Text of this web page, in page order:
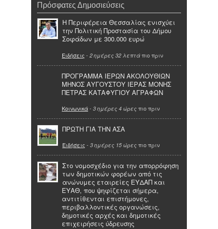
Πρόσφατες Δημοσιεύσεις
Η Περιφέρεια Θεσσαλίας ενισχύει
την Πολιτική Προστασία του Δήμου
Σοφάδων με 300.000 ευρώ
Ειδήσεις - 2 ημέρες 32 λεπτά πιο πριν
ΠΡΟΓΡΑΜΜΑ ΙΕΡΩΝ ΑΚΟΛΟΥΘΙΩΝ
ΜΗΝΟΣ ΑΥΓΟΥΣΤΟΥ ΙΕΡΑΣ ΜΟΝΗΣ
ΠΕΤΡΑΣ ΚΑΤΑΦΥΓΙΟΥ ΑΓΡΑΦΩΝ
Κοινωνικά- 3 ημέρες 4 ώρες πιο πριν
ΠΡΩΤΗ ΓΙΑ ΤΗΝ ΑΣΑ
Ειδήσεις - 3 ημέρες 15 ώρες πιο πριν
Στο νομοσχέδιο για την απορρόφηση
των δημοτικών φορέων από τις
ανώνυμες εταιρείες ΕΥΔΑΠ και
ΕΥΑΘ, που ψηφίζεται σήμερα,
αντιτίθενται επιστήμονες,
περιβαλλοντικές οργανώσεις,
δημοτικές αρχές και δημοτικές
επιχειρήσεις ύδρευσης